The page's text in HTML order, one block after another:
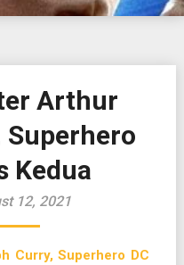
Arthur
Superhero
Kedua
12, 2021
Curry, Superhero DC